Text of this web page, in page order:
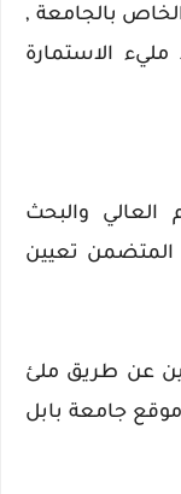
بالجامعة ,
مليء الاستمارة
العالي والبحث
المتضمن تعيين
عن طريق ملئ
موقع جامعة بابل